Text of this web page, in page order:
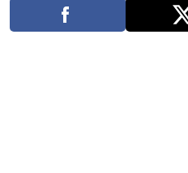
Destinations
Voyage nature
Voyage de noces